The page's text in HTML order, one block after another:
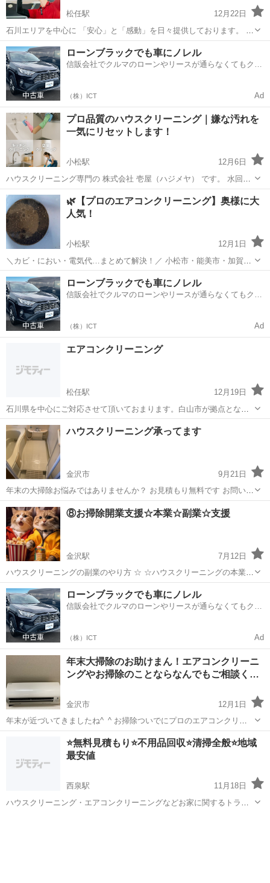
松任駅
12月22日
石川エリアを中心に 「安心」と「感動」を日々提供しております。 ■
料金 ・エアコン分解洗浄：9,980円 ・お掃除ロボ付き：18,700円 ・室
外機：3,300円 ※県内出張費無料 ※複数台割引あり ■作...
石川 白山市 松任駅 エアコン掃除
ローンブラックでも車にノレル
信販会社でクルマのローンやリースが通らなくてもクル
（株）ICT Ad
プロ品質のハウスクリーニング｜嫌な汚れを
一気にリセットします！
小松駅
12月6日
ハウスクリーニング専門の 株式会社 壱屋（ハジメヤ） です。 水回り
から空室、エアコンまで、プロの技術で徹底的にキレイにします✨ ご
家庭の気になる汚れ、引っ越し前後の清掃、頑固な油汚れ・水垢な
ど、 どんな内容でもお気軽にご...
石川 小松市 小松駅 ハウスクリーニング バランス
🌿【プロのエアコンクリーニング】奥様に大
人気！
小松駅
12月1日
＼カビ・におい・電気代…まとめて解決！／ 小松市・能美市・加賀市
エリア対応✨ 「子どもが咳きこむ…」「エアコンつけるとニオイが気
になる…」 そんなお悩み、プロの分解洗浄でまるごとスッキリしませ
んか？😊 ⸻ 🛠️【料金】...
石川 小松市 小松駅 エアコン掃除
ローンブラックでも車にノレル
信販会社でクルマのローンやリースが通らなくてもクル
（株）ICT Ad
エアコンクリーニング
松任駅
12月19日
石川県を中心にご対応させて頂いておまります。白山市が拠点とな
り、20km圏内は出張費は頂いておりません。先ずは室内機、室外機設
置状況のお写真、設置情報をご拝見させて下さい。必ず確かな技術で
石川 白山市 松任駅 エアコン掃除
ハウスクリーニング承ってます
金沢市
9月21日
年末の大掃除お悩みではありませんか？ お見積もり無料です お問い合
わせお待ちしてます♪
石川 金沢市 ハウスクリーニング 無料
⑧お掃除開業支援☆本業☆副業☆支援
金沢駅
7月12日
ハウスクリーニングの副業のやり方 ☆ ☆ハウスクリーニングの本業の
やり方 ☆支援☆ 只今エアコンクリーニング 繁忙期 一日 3万 平均 !! 副
業 例 土日 浴室クリーニング12000円 ...
石川 金沢市 金沢駅 その他 やり方
ローンブラックでも車にノレル
信販会社でクルマのローンやリースが通らなくてもクル
（株）ICT Ad
年末大掃除のお助けまん！エアコンクリーニ
ングやお掃除のことならなんでもご相談く…
金沢市
12月1日
年末が近づいてきましたね^_^ お掃除ついでにプロのエアコンクリー
ニングはいかがですか？もちろん他の清掃もしております！キッチン
や浴室など、、。ご自身では取れなかったカビなどもスッキリします
よ。 まずは気軽にご相談下さい^_...
エアコン掃除
⭐️無料見積もり⭐️不用品回収⭐️清掃全般⭐️地域
最安値
西泉駅
11月18日
ハウスクリーニング・エアコンクリーニングなどお家に関するトラブ